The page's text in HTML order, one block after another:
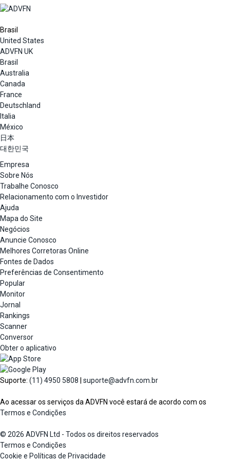
Brasil
United States
ADVFN UK
Brasil
Australia
Canada
France
Deutschland
Italia
México
日本
대한민국
Empresa
Sobre Nós
Trabalhe Conosco
Relacionamento com o Investidor
Ajuda
Mapa do Site
Negócios
Anuncie Conosco
Melhores Corretoras Online
Fontes de Dados
Preferências de Consentimento
Popular
Monitor
Jornal
Rankings
Scanner
Conversor
Obter o aplicativo
Suporte: (11) 4950 5808 suporte@advfn.com.br
Ao acessar os serviços da ADVFN você estará de acordo com os
Termos e Condições
© 2026 ADVFN Ltd - Todos os direitos reservados
Termos e Condições
Cookie e Políticas de Privacidade